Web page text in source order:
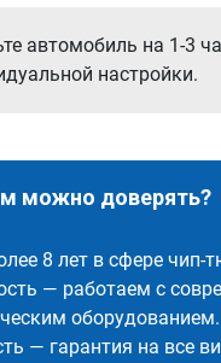
автомобиль на 1-3
настройки.
можно доверять?
8 лет в сфере чип-
— работаем с
оборудованием.
— гарантия на все